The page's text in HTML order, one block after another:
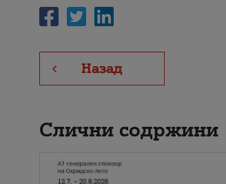
Назад
Слични содржини